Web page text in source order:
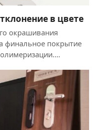
в цвете
окрашивания
финальное покрытие